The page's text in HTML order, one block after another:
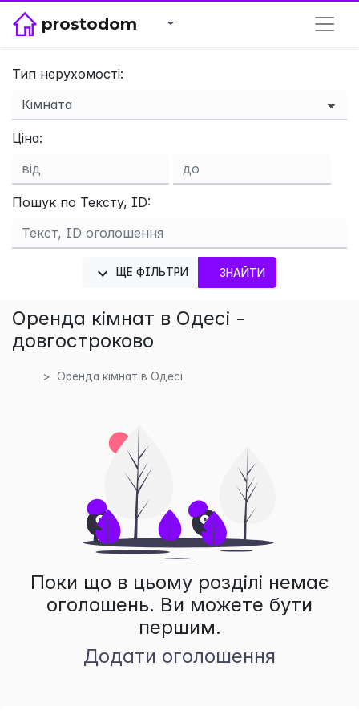
prostodom
Тип нерухомості:
Ціна:
Пошук по Тексту, ID:
ЩЕ ФІЛЬТРИ ЗНАЙТИ
Оренда кімнат в Одесі -
довгостроково
Оренда кімнат в Одесі
Поки що в цьому розділі немає
оголошень. Ви можете бути
першим.
Додати оголошення
×